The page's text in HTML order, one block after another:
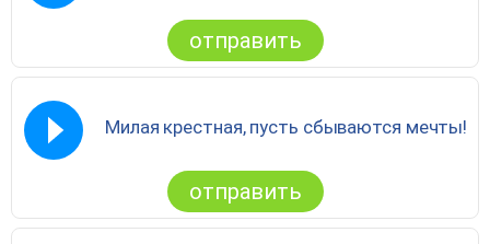
отправить
Милая крестная, пусть сбываются мечты!
отправить